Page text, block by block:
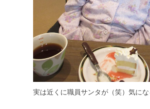
実は近くに職員サンタが（笑）気に